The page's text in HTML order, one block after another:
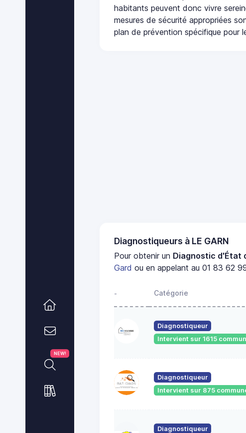
NEW!
habitants peuvent donc vivre
mesures de sécurité appropriées
plan de prévention spécifique pour
Diagnostiqueurs à LE GARN
Pour obtenir un Diagnostic d'État
Gard ou en appelant au 01 83 62
- Catégorie
Diagnostiqueur
Intervient sur 1615
Diagnostiqueur
Intervient sur 875
Diagnostiqueur